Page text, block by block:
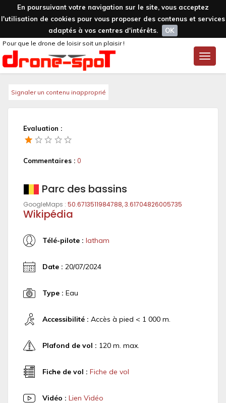
En poursuivant votre navigation sur le site, vous acceptez
l'utilisation de cookies pour vous proposer des contenus et services
adaptés à vos centres d'intérêts.
OK
Toggle
Pour que le drone de loisir soit un plaisir !
Signaler un contenu inapproprié
Evaluation :
Commentaires : 0
Parc des bassins
GoogleMaps : 50.6713511984788, 3.61704826005735
Wikipédia
Télé-pilote : latham
Date : 20/07/2024
Type : Eau
Accessibilité : Accès à pied < 1 000 m.
Plafond de vol : 120 m. max.
Fiche de vol : Fiche de vol
Vidéo : Lien Vidéo